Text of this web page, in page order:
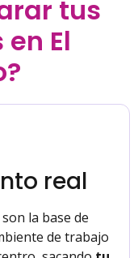
tus
El
real
la base de
de trabajo